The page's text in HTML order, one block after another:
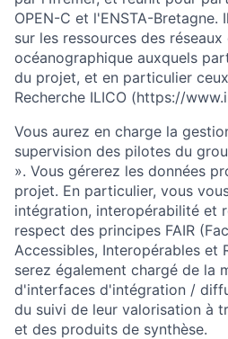
OPEN-C et l'ENSTA-Bretagne.
sur les ressources des
océanographique auxquels
du projet, et en particulier
Recherche ILICO (https://
Vous aurez en charge la
supervision des pilotes du
». Vous gérerez les données
projet. En particulier, vous
intégration, interopérabilité et
respect des principes FAIR
Accessibles, Interopérables et
serez également chargé de la
d'interfaces d'intégration /
du suivi de leur valorisation à
et des produits de synthèse.